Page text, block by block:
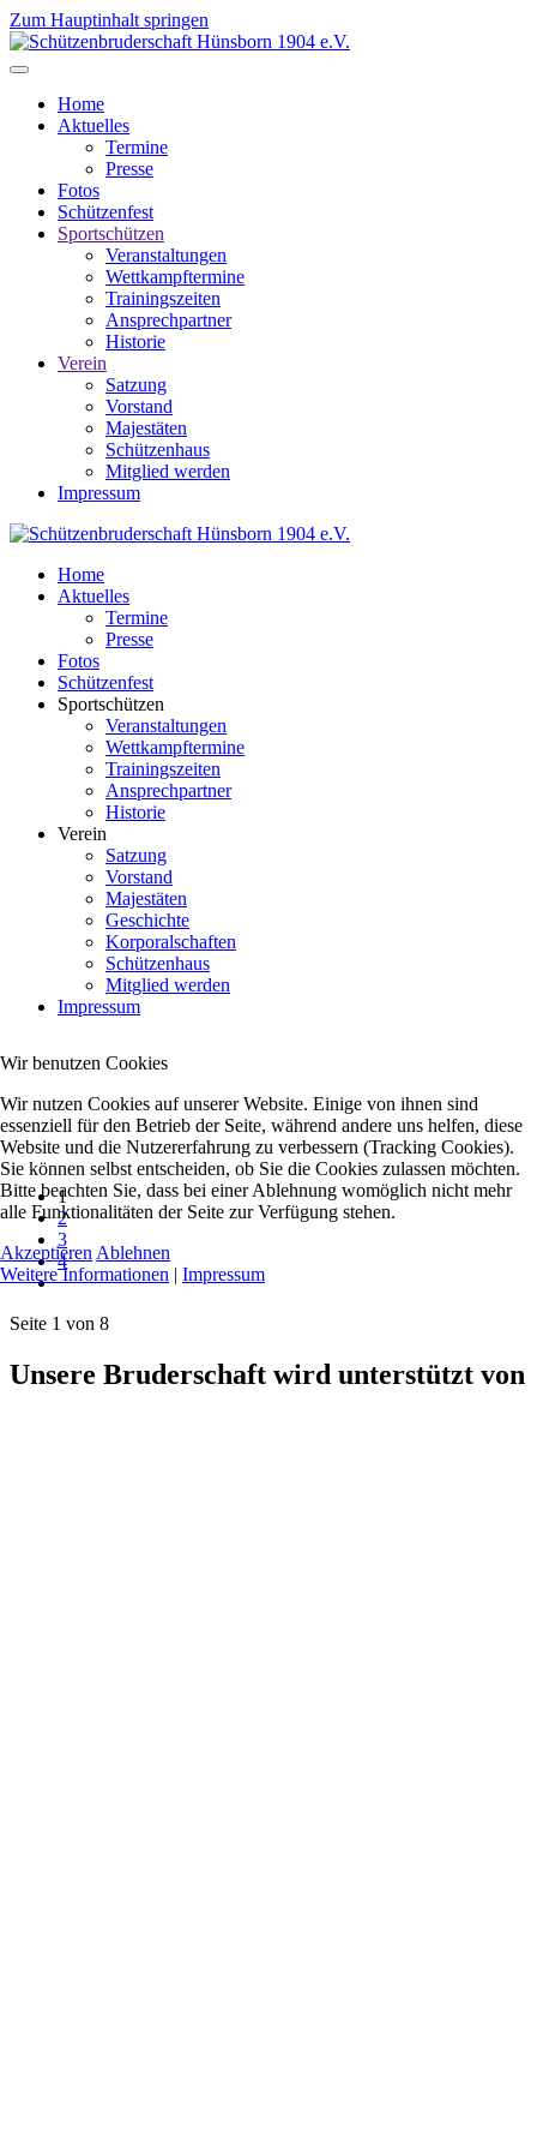
Zum Hauptinhalt springen
Home
Aktuelles
Termine
Presse
Fotos
Schützenfest
Sportschützen
Veranstaltungen
Wettkampftermine
Trainingszeiten
Ansprechpartner
Historie
Verein
Satzung
Vorstand
Majestäten
Schützenhaus
Mitglied werden
Impressum
Home
Aktuelles
Termine
Presse
Fotos
Schützenfest
Sportschützen
Veranstaltungen
Wettkampftermine
Trainingszeiten
Ansprechpartner
Historie
Verein
Satzung
Vorstand
Majestäten
Geschichte
Korporalschaften
Schützenhaus
Mitglied werden
Impressum
1
2
3
4
Seite 1 von 8
Unsere Bruderschaft wird unterstützt von
Wir benutzen Cookies
Wir nutzen Cookies auf unserer Website. Einige von ihnen sind
essenziell für den Betrieb der Seite, während andere uns helfen, diese
Website und die Nutzererfahrung zu verbessern (Tracking Cookies).
Sie können selbst entscheiden, ob Sie die Cookies zulassen möchten.
Bitte beachten Sie, dass bei einer Ablehnung womöglich nicht mehr
alle Funktionalitäten der Seite zur Verfügung stehen.
Akzeptieren Ablehnen
Weitere Informationen | Impressum